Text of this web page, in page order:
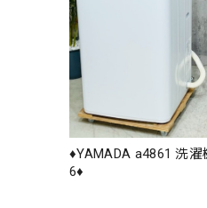
♦️YAMADA a4861 洗
6♦️